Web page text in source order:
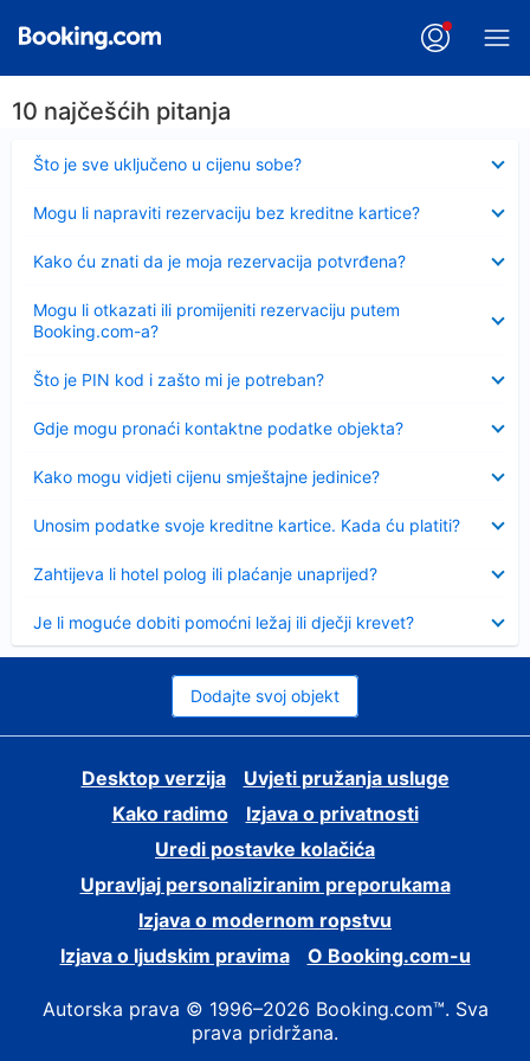
10 najčešćih pitanja
Što je sve uključeno u cijenu sobe?
Sažeto
Mogu li napraviti rezervaciju bez kreditne kartice?
Kako ću znati da je moja rezervacija potvrđena?
Mogu li otkazati ili promijeniti rezervaciju putem
Booking.com-a?
Što je PIN kod i zašto mi je potreban?
Sažeto
Gdje mogu pronaći kontaktne podatke objekta?
Kako mogu vidjeti cijenu smještajne jedinice?
Unosim podatke svoje kreditne kartice. Kada ću platiti?
Zahtijeva li hotel polog ili plaćanje unaprijed?
Je li moguće dobiti pomoćni ležaj ili dječji krevet?
Dodajte svoj objekt
Desktop verzija
Uvjeti pružanja usluge
Kako radimo
Izjava o privatnosti
Uredi postavke kolačića
Upravljaj personaliziranim preporukama
Izjava o modernom ropstvu
Izjava o ljudskim pravima
O Booking.com-u
Autorska prava © 1996–2026 Booking.com™. Sva
prava pridržana.